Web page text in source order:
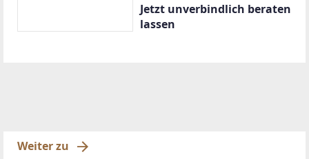
Jetzt unverbindlich beraten
lassen
Weiter zu